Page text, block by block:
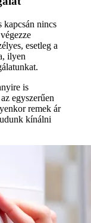
kapcsán nincs
esetleg a
ilyen
is
egyszerűen
remek ár
kínálni